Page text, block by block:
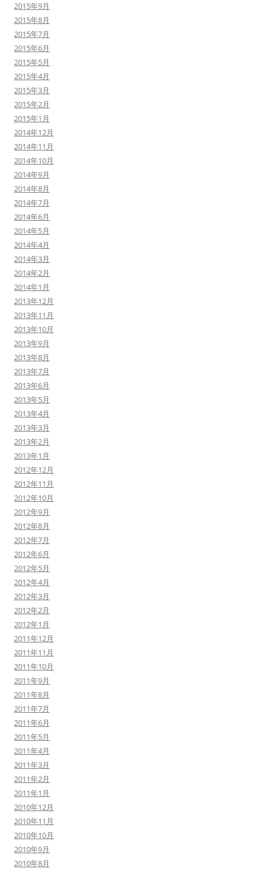
2015年9月
2015年8月
2015年7月
2015年6月
2015年5月
2015年4月
2015年3月
2015年2月
2015年1月
2014年12月
2014年11月
2014年10月
2014年9月
2014年8月
2014年7月
2014年6月
2014年5月
2014年4月
2014年3月
2014年2月
2014年1月
2013年12月
2013年11月
2013年10月
2013年9月
2013年8月
2013年7月
2013年6月
2013年5月
2013年4月
2013年3月
2013年2月
2013年1月
2012年12月
2012年11月
2012年10月
2012年9月
2012年8月
2012年7月
2012年6月
2012年5月
2012年4月
2012年3月
2012年2月
2012年1月
2011年12月
2011年11月
2011年10月
2011年9月
2011年8月
2011年7月
2011年6月
2011年5月
2011年4月
2011年3月
2011年2月
2011年1月
2010年12月
2010年11月
2010年10月
2010年9月
2010年8月